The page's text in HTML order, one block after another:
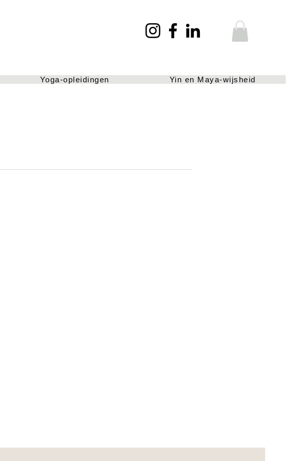
Yoga-opleidingen Yin en Maya-wijsheid